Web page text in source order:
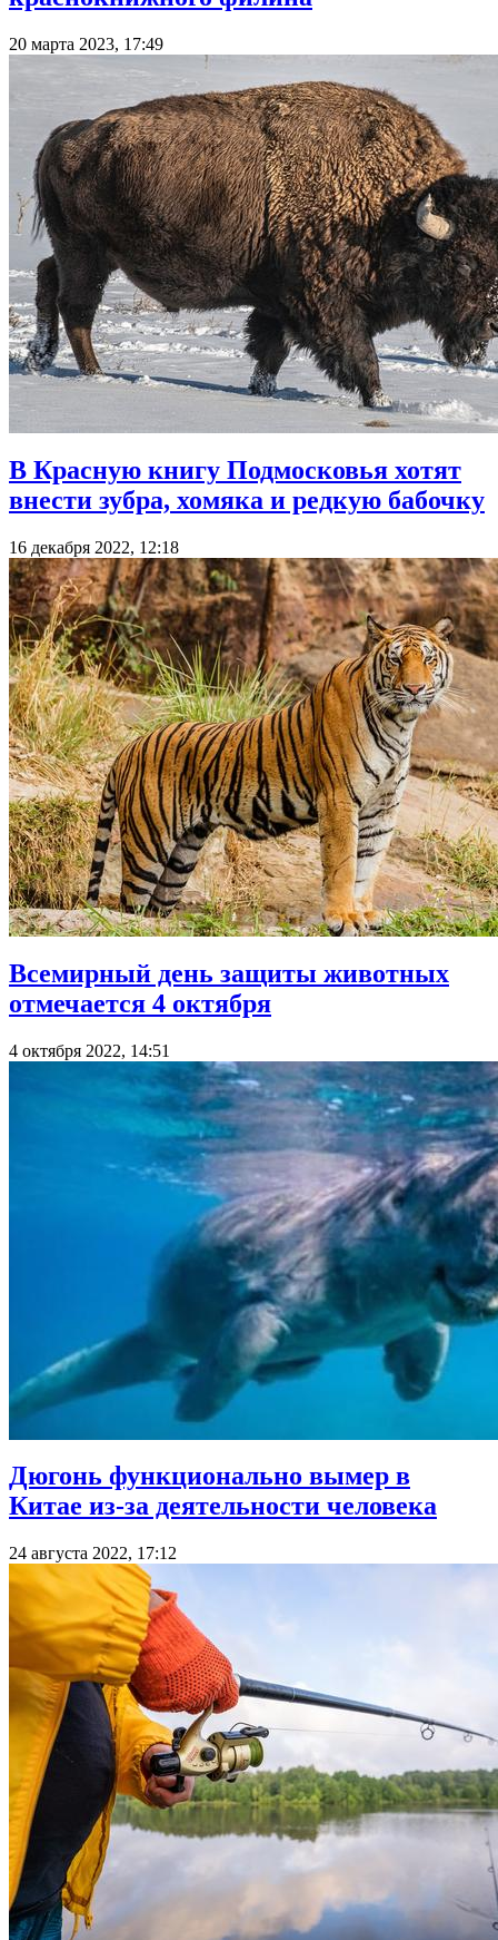
20 марта 2023, 17:49
В Красную книгу Подмосковья хотят
внести зубра, хомяка и редкую бабочку
16 декабря 2022, 12:18
Всемирный день защиты животных
отмечается 4 октября
4 октября 2022, 14:51
Дюгонь функционально вымер в
Китае из-за деятельности человека
24 августа 2022, 17:12